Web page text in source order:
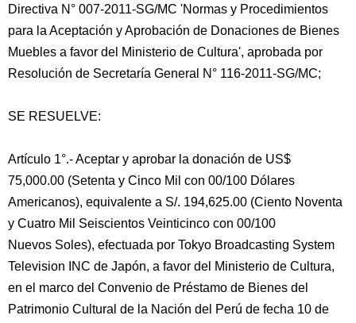
Directiva N° 007-2011-SG/MC 'Normas y Procedimientos
para la Aceptación y Aprobación de Donaciones de Bienes
Muebles a favor del Ministerio de Cultura', aprobada por
Resolución de Secretaría General N° 116-2011-SG/MC;
SE RESUELVE:
Artículo 1°.- Aceptar y aprobar la donación de US$
75,000.00 (Setenta y Cinco Mil con 00/100 Dólares
Americanos), equivalente a S/. 194,625.00 (Ciento Noventa
y Cuatro Mil Seiscientos Veinticinco con 00/100
Nuevos Soles), efectuada por Tokyo Broadcasting System
Television INC de Japón, a favor del Ministerio de Cultura,
en el marco del Convenio de Préstamo de Bienes del
Patrimonio Cultural de la Nación del Perú de fecha 10 de